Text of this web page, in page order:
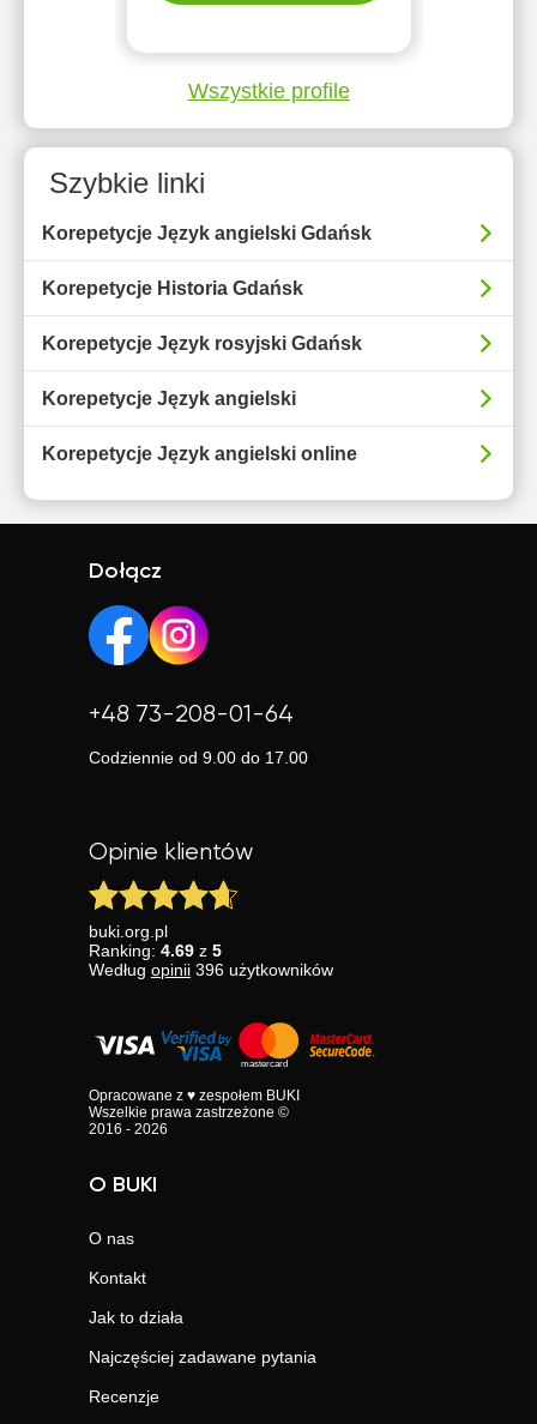
Wszystkie profile
Szybkie linki
Korepetycje Język angielski Gdańsk
Korepetycje Historia Gdańsk
Korepetycje Język rosyjski Gdańsk
Korepetycje Język angielski
Korepetycje Język angielski online
Dołącz
+48 73-208-01-64
Codziennie od 9.00 do 17.00
Opinie klientów
buki.org.pl
Ranking: 4.69 z 5
Według opinii 396 użytkowników
Opracowane z ♥ zespołem BUKI
Wszelkie prawa zastrzeżone ©
2016 - 2026
O BUKI
O nas
Kontakt
Jak to działa
Najczęściej zadawane pytania
Recenzje